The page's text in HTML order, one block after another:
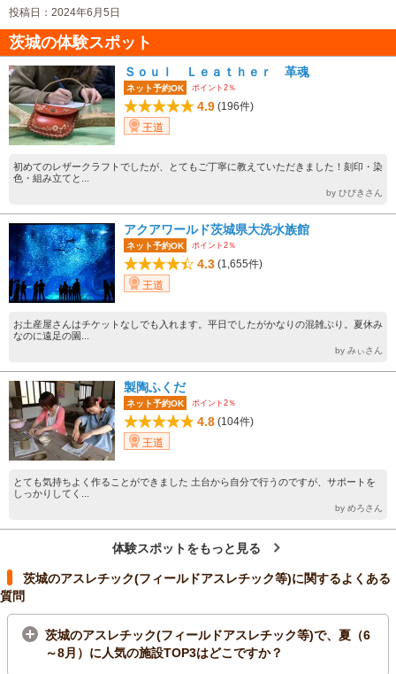
投稿日：2024年6月5日
茨城の体験スポット
Ｓｏｕｌ Ｌｅａｔｈｅｒ 革魂
ネット予約OK ポイント2％
4.9 (196件)
王道
初めてのレザークラフトでしたが、とてもご丁寧に教えていただきました！刻印・染
色・組み立てと...
by ひびきさん
アクアワールド茨城県大洗水族館
ネット予約OK ポイント2％
4.3 (1,655件)
王道
お土産屋さんはチケットなしでも入れます。平日でしたがかなりの混雑ぶり。夏休み
なのに遠足の園...
by みぃさん
製陶ふくだ
ネット予約OK ポイント2％
4.8 (104件)
王道
とても気持ちよく作ることができました 土台から自分で行うのですが、サポートを
しっかりしてく...
by めろさん
体験スポットをもっと見る
茨城のアスレチック(フィールドアスレチック等)に関するよくある
質問
茨城のアスレチック(フィールドアスレチック等)で、夏（6
～8月）に人気の施設TOP3はどこですか？